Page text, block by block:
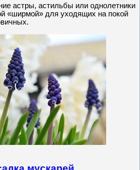
астры, астильбы или однолетники
«ширмой» для уходящих на покой